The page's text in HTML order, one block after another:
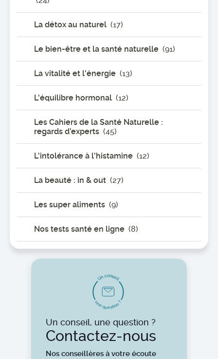
La détox au naturel (17)
Le bien-être et la santé naturelle (91)
La vitalité et l'énergie (13)
L'équilibre hormonal (12)
Les Cahiers de la Santé Naturelle :
regards d’experts (45)
L'intolérance à l'histamine (12)
La beauté : in & out (27)
Les super aliments (9)
Nos tests santé en ligne (8)
unequestion?
Unconse
i
l
Un conseil, une question ?
Contactez-nous
Nos conseillères à votre écoute